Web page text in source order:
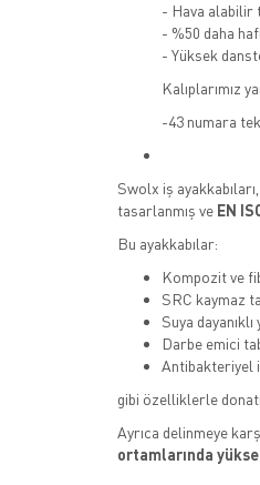
- Hava alabilir
- %50 daha
- Yüksek
Kalıplarımız
-43 numara tek
Swolx iş
tasarlanmış ve EN
Bu ayakkabılar:
Kompozit ve
SRC kaymaz
Suya dayanıklı
Darbe emici
Antibakteriyel
gibi özelliklerle
Ayrıca delinmeye
ortamlarında